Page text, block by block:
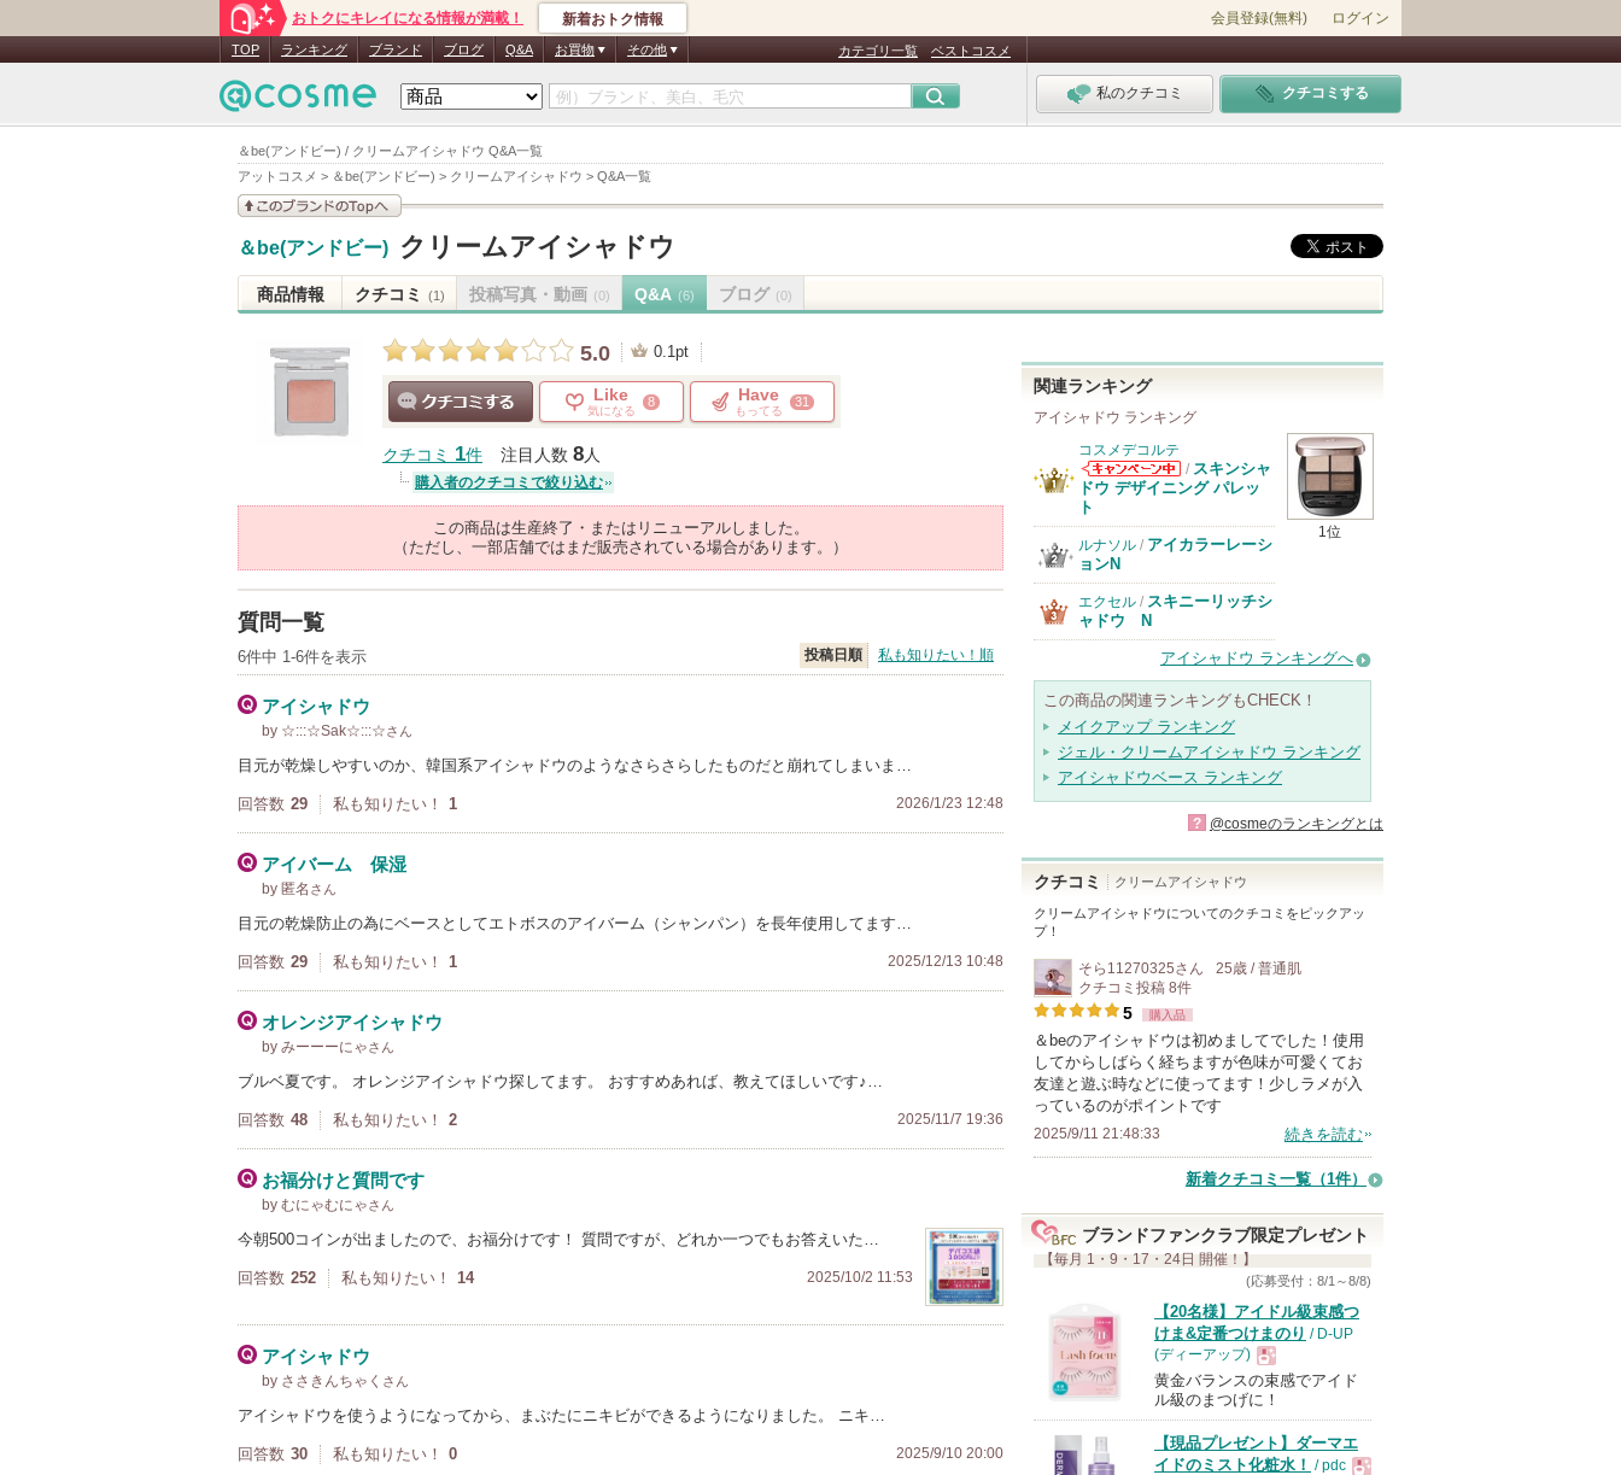
＆be(アンドビー) / クリームアイシャドウ Q&A一覧
アットコスメ > ＆be(アンドビー) > クリームアイシャドウ > Q&A一覧
おトクにキレイになる情報が満載！ 新着おトク情報 会員登録(無料) ログイン
TOP ランキング ブランド ブログ Q&A お買物 その他 カテゴリ一覧 ベストコスメ
私のクチコミ クチコミする
＆be(アンドビー) クリームアイシャドウ
商品情報 クチコミ (1) 投稿写真・動画 (0) Q&A (6) ブログ (0)
5.0 0.1pt
Like
気になる
8 Have
もってる
31
クチコミ 1件 注目人数 8人
購入者のクチコミで絞り込む
この商品は生産終了・またはリニューアルしました。
（ただし、一部店舗ではまだ販売されている場合があります。）
質問一覧
6件中 1-6件を表示 投稿日順 私も知りたい！順
アイシャドウ
by ☆:::☆Sak☆:::☆さん
目元が乾燥しやすいのか、韓国系アイシャドウのようなさらさらしたものだと崩れてしまいま…
回答数 29 私も知りたい！ 1 2026/1/23 12:48
アイバーム 保湿
by 匿名 さん
目元の乾燥防止の為にベースとしてエトボスのアイバーム（シャンパン）を長年使用してます…
回答数 29 私も知りたい！ 1 2025/12/13 10:48
オレンジアイシャドウ
by みーーーにゃさん
ブルベ夏です。 オレンジアイシャドウ探してます。 おすすめあれば、教えてほしいです♪…
回答数 48 私も知りたい！ 2 2025/11/7 19:36
お福分けと質問です
by むにゃむにゃさん
今朝500コインが出ましたので、お福分けです！ 質問ですが、どれか一つでもお答えいた…
回答数 252 私も知りたい！ 14 2025/10/2 11:53
アイシャドウ
by ささきんちゃく さん
アイシャドウを使うようになってから、まぶたにニキビができるようになりました。 ニキ…
回答数 30 私も知りたい！ 0 2025/9/10 20:00
関連ランキング
アイシャドウ ランキング
1位
コスメデコルテ
コスメデコルテ
からのお知らせ
/ スキンシャ
ドウ デザイニング パレッ
ト
ルナソル / アイカラーレーシ
ョンN
エクセル / スキニーリッチシ
ャドウ N
アイシャドウ ランキングへ
この商品の関連ランキングもCHECK！
メイクアップ ランキング
ジェル・クリームアイシャドウ ランキング
アイシャドウベース ランキング
? @cosmeのランキングとは
クチコミ クリームアイシャドウ
クリームアイシャドウについてのクチコミをピックアッ
プ！
そら11270325さん
25歳 / 普通肌
クチコミ投稿 8件
5 購入品
＆beのアイシャドウは初めましてでした！使用
してからしばらく経ちますが色味が可愛くてお
友達と遊ぶ時などに使ってます！少しラメが入
っているのがポイントです
2025/9/11 21:48:33 続きを読む
新着クチコミ一覧 （1件）
ブランドファンクラブ限定プレゼント
【毎月 1・9・17・24日 開催！】
(応募受付：8/1～8/8)
【20名様】アイドル級束感つ
けま&定番つけまのり / D-UP
(ディーアップ)
現
品
黄金バランスの束感でアイド
ル級のまつげに！
【現品プレゼント】ダーマエ
イドのミスト化粧水！ / pdc